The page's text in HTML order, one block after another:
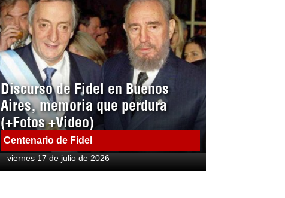
Discurso de Fidel en Buenos
Aires, memoria que perdura
(+Fotos +Video)
Centenario de Fidel
viernes 17 de julio de 2026